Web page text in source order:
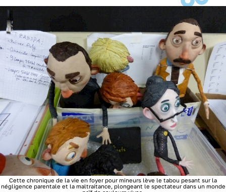
Cette chronique de la vie en foyer pour mineurs lève le tabou pesant sur la
négligence parentale et la maltraitance, plongeant le spectateur dans un monde